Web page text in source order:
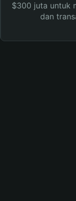
$300 juta untuk
dan